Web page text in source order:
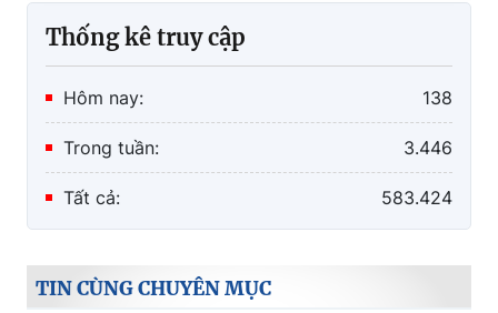
Thống kê truy cập
Hôm nay: 138
Trong tuần: 3.446
Tất cả: 583.424
TIN CÙNG CHUYÊN MỤC